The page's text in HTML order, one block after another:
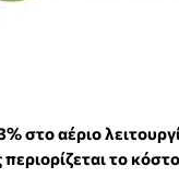
στο αέριο
το